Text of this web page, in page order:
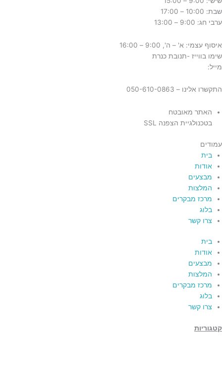
שבת: 10:00 – 17:00
ערבי חג: 9:00 – 13:00
איסוף עצמי: א' – ה', 9:00 – 16:00
שימו בווייז -תנובת כנרת
מייל:
התקשרו אלינו – 050-610-0863
האתר מאובטח
בטכנולגיית הצפנה SSL
עמודים
בית
אודות
מבצעים
המלצות
מרכז מבקרים
בלוג
צרו קשר
בית
אודות
מבצעים
המלצות
מרכז מבקרים
בלוג
צרו קשר
קטגוריות